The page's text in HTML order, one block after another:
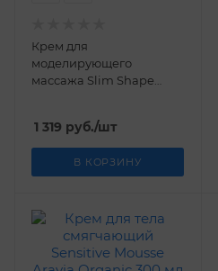
Крем для
моделирующего
массажа Slim Shape
1 319 руб./шт
В КОРЗИНУ